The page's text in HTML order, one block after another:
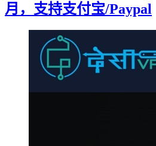
月，支持支付宝/Paypal